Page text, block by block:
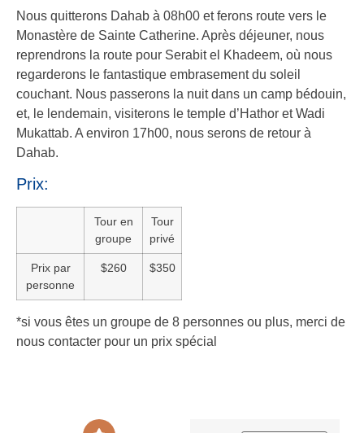
Nous quitterons Dahab à 08h00 et ferons route vers le
Monastère de Sainte Catherine. Après déjeuner, nous
reprendrons la route pour Serabit el Khadeem, où nous
regarderons le fantastique embrasement du soleil
couchant. Nous passerons la nuit dans un camp bédouin,
et, le lendemain, visiterons le temple d’Hathor et Wadi
Mukattab. A environ 17h00, nous serons de retour à
Dahab.
Prix:
Tour en
groupe
Tour
privé
Prix par
personne
$260 $350
*si vous êtes un groupe de 8 personnes ou plus, merci de
nous contacter pour un prix spécial